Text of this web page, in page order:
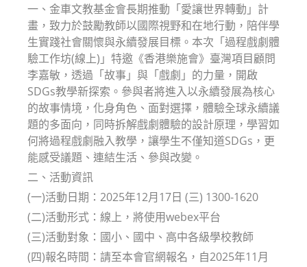
一、金車文教基金會長期推動「愛讓世界轉動」計
畫，致力於鼓勵教師以國際視野和在地行動，陪伴學
生實踐社會關懷與永續發展目標。本次「過程戲劇體
驗工作坊(線上)」特邀《香港樂施會》臺灣項目顧問
李嘉敏，透過「故事」與「戲劇」的力量，開啟
SDGs教學新探索。參與者將進入以永續發展為核心
的故事情境，化身角色、面對選擇，體驗全球永續議
題的多面向，同時拆解戲劇體驗的設計原理，學習如
何將過程戲劇融入教學，讓學生不僅知道SDGs，更
能感受議題、連結生活、參與改變。
二、活動資訊
(一)活動日期：2025年12月17日 (三) 1300-1620
(二)活動形式：線上，將使用webex平台
(三)活動對象：國小、國中、高中各級學校教師
(四)報名時間：請至本會官網報名，自2025年11月